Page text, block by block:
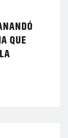
QUE